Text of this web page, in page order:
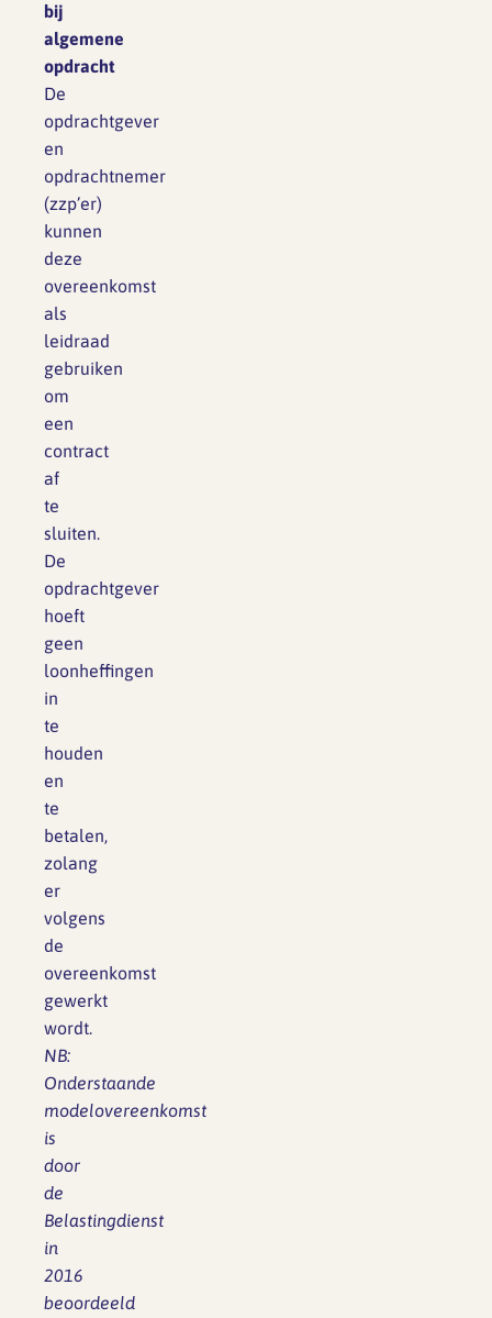
bij
algemene
opdracht
De
opdrachtgever
en
opdrachtnemer
(zzp’er)
kunnen
deze
overeenkomst
als
leidraad
gebruiken
om
een
contract
af
te
sluiten.
De
opdrachtgever
hoeft
geen
loonheffingen
in
te
houden
en
te
betalen,
zolang
er
volgens
de
overeenkomst
gewerkt
wordt.
NB:
Onderstaande
modelovereenkomst
is
door
de
Belastingdienst
in
2016
beoordeeld